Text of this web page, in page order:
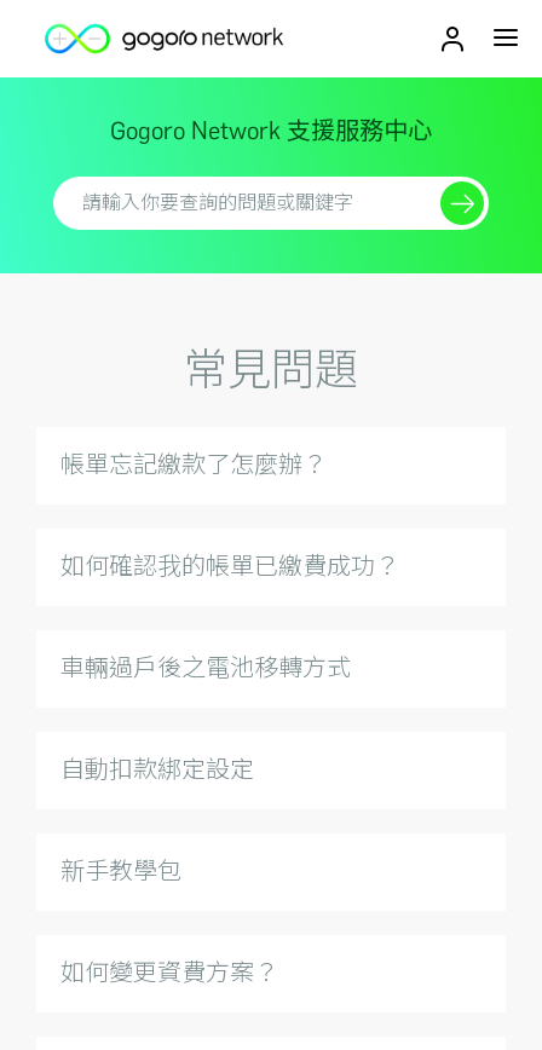
Gogoro Network 支援服務中心
常見問題
帳單忘記繳款了怎麼辦？
如何確認我的帳單已繳費成功？
車輛過戶後之電池移轉方式
自動扣款綁定設定
新手教學包
如何變更資費方案？